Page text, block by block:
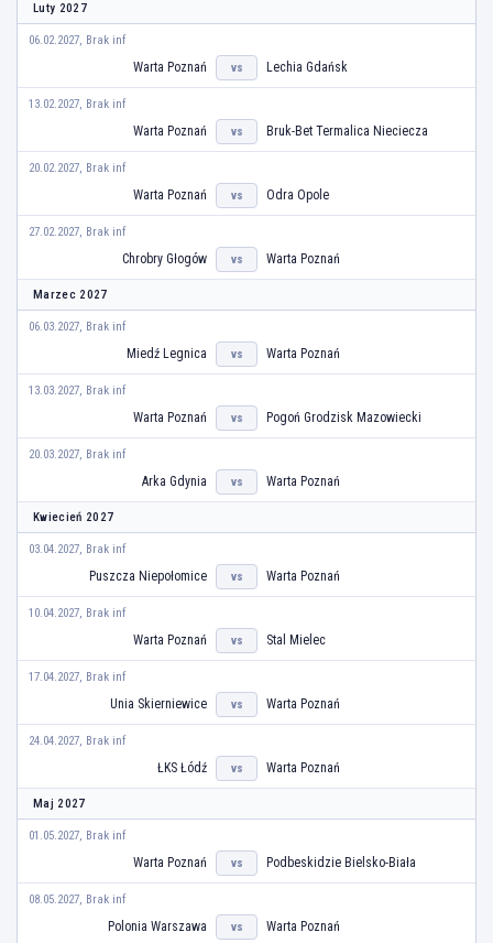
Luty 2027
06.02.2027, Brak inf
Warta Poznań vs Lechia Gdańsk
13.02.2027, Brak inf
Warta Poznań vs Bruk-Bet Termalica Nieciecza
20.02.2027, Brak inf
Warta Poznań vs Odra Opole
27.02.2027, Brak inf
Chrobry Głogów vs Warta Poznań
Marzec 2027
06.03.2027, Brak inf
Miedź Legnica vs Warta Poznań
13.03.2027, Brak inf
Warta Poznań vs Pogoń Grodzisk Mazowiecki
20.03.2027, Brak inf
Arka Gdynia vs Warta Poznań
Kwiecień 2027
03.04.2027, Brak inf
Puszcza Niepołomice vs Warta Poznań
10.04.2027, Brak inf
Warta Poznań vs Stal Mielec
17.04.2027, Brak inf
Unia Skierniewice vs Warta Poznań
24.04.2027, Brak inf
ŁKS Łódź vs Warta Poznań
Maj 2027
01.05.2027, Brak inf
Warta Poznań vs Podbeskidzie Bielsko-Biała
08.05.2027, Brak inf
Polonia Warszawa vs Warta Poznań